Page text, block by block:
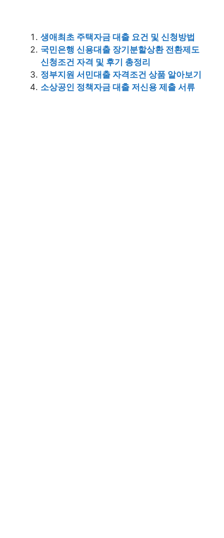
생애최초 주택자금 대출 요건 및 신청방법
국민은행 신용대출 장기분할상환 전환제도
신청조건 자격 및 후기 총정리
정부지원 서민대출 자격조건 상품 알아보기
소상공인 정책자금 대출 저신용 제출 서류